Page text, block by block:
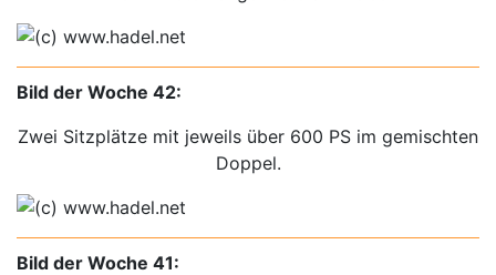
Bild der Woche 42:
Zwei Sitzplätze mit jeweils über 600 PS im gemischten
Doppel.
Bild der Woche 41: